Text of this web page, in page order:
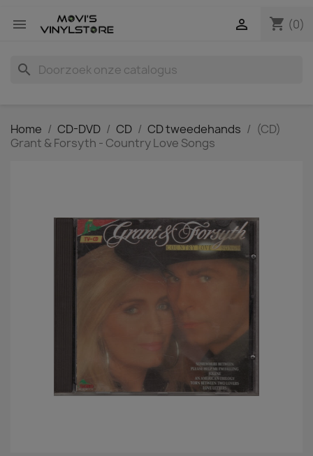
 shopping_cart (0)

search
Home CD-DVD CD CD tweedehands
(CD)
Grant & Forsyth - Country Love Songs